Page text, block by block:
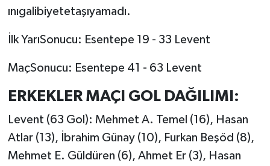
ınıgalibiyetetaşıyamadı.
İlk YarıSonucu: Esentepe 19 - 33 Levent
MaçSonucu: Esentepe 41 - 63 Levent
ERKEKLER MAÇI GOL DAĞILIMI:
Levent (63 Gol): Mehmet A. Temel (16), Hasan
Atlar (13), İbrahim Günay (10), Furkan Beşöd (8),
Mehmet E. Güldüren (6), Ahmet Er (3), Hasan